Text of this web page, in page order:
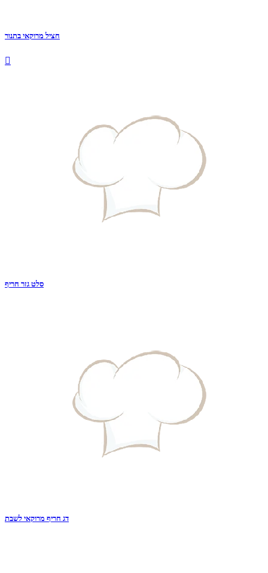
חציל מרוקאי בתנור

סלט גזר חריף
דג חריף מרוקאי לשבת